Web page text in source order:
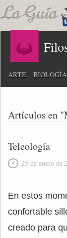
ARTE BIOLOGÍA
Artículos en
Teleología
25 de enero de
En estos
confortable
creado para